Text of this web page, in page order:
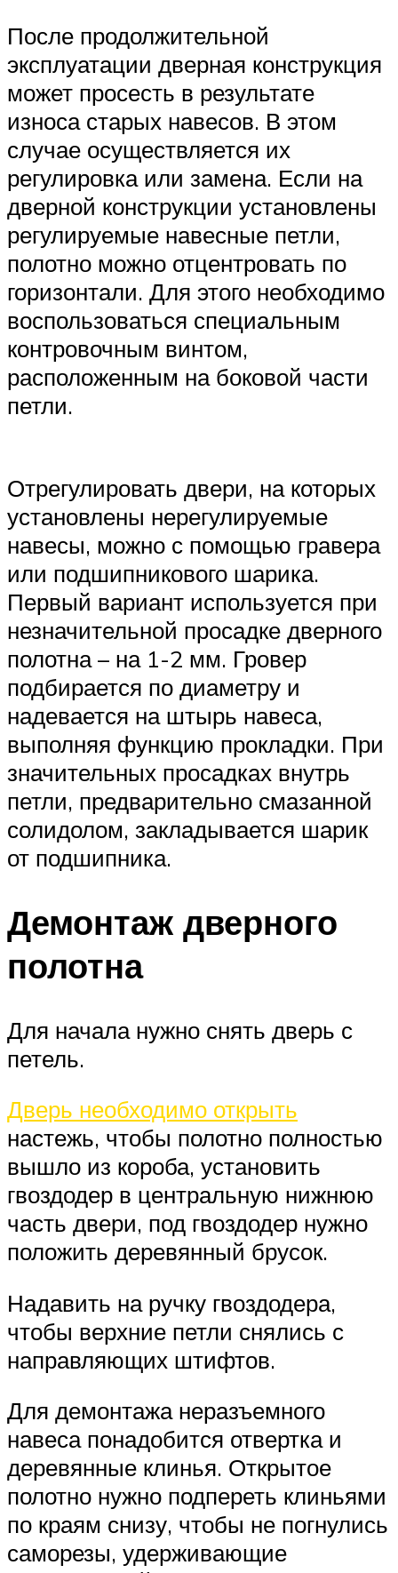
После продолжительной
эксплуатации дверная конструкция
может просесть в результате
износа старых навесов. В этом
случае осуществляется их
регулировка или замена. Если на
дверной конструкции установлены
регулируемые навесные петли,
полотно можно отцентровать по
горизонтали. Для этого необходимо
воспользоваться специальным
контровочным винтом,
расположенным на боковой части
петли.
Отрегулировать двери, на которых
установлены нерегулируемые
навесы, можно с помощью гравера
или подшипникового шарика.
Первый вариант используется при
незначительной просадке дверного
полотна – на 1-2 мм. Гровер
подбирается по диаметру и
надевается на штырь навеса,
выполняя функцию прокладки. При
значительных просадках внутрь
петли, предварительно смазанной
солидолом, закладывается шарик
от подшипника.
Демонтаж дверного
полотна
Для начала нужно снять дверь с
петель.
Дверь необходимо открыть
настежь, чтобы полотно полностью
вышло из короба, установить
гвоздодер в центральную нижнюю
часть двери, под гвоздодер нужно
положить деревянный брусок.
Надавить на ручку гвоздодера,
чтобы верхние петли снялись с
направляющих штифтов.
Для демонтажа неразъемного
навеса понадобится отвертка и
деревянные клинья. Открытое
полотно нужно подпереть клиньями
по краям снизу, чтобы не погнулись
саморезы, удерживающие